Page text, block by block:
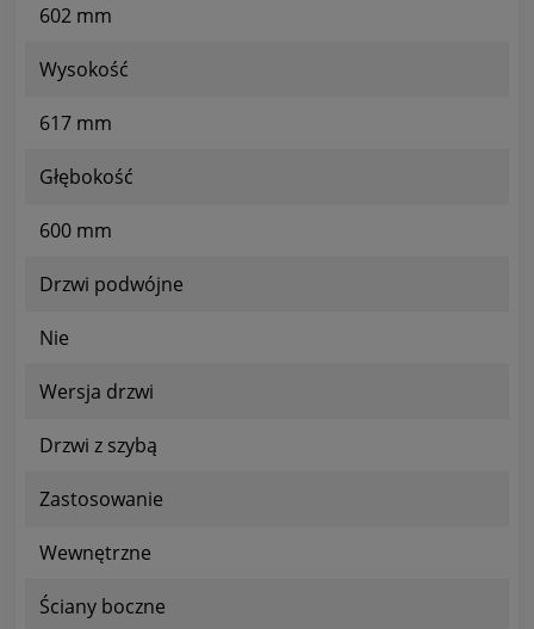
602 mm
Wysokość
617 mm
Głębokość
600 mm
Drzwi podwójne
Nie
Wersja drzwi
Drzwi z szybą
Zastosowanie
Wewnętrzne
Ściany boczne